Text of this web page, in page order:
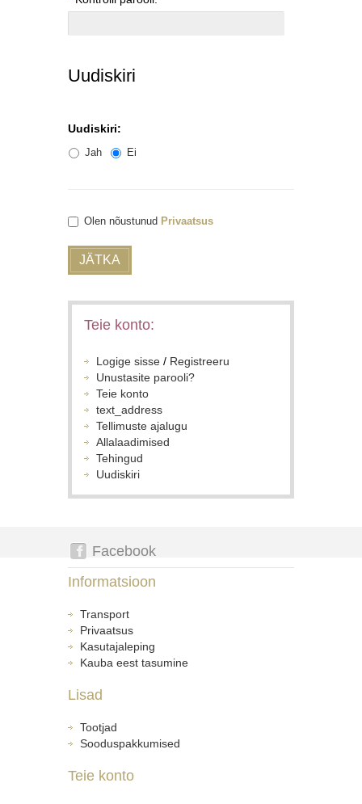
Uudiskiri
Uudiskiri:
Jah Ei
Olen nõustunud Privaatsus
JÄTKA
Teie konto:
Logige sisse / Registreeru
Unustasite parooli?
Teie konto
text_address
Tellimuste ajalugu
Allalaadimised
Tehingud
Uudiskiri
Facebook
Informatsioon
Transport
Privaatsus
Kasutajaleping
Kauba eest tasumine
Lisad
Tootjad
Sooduspakkumised
Teie konto